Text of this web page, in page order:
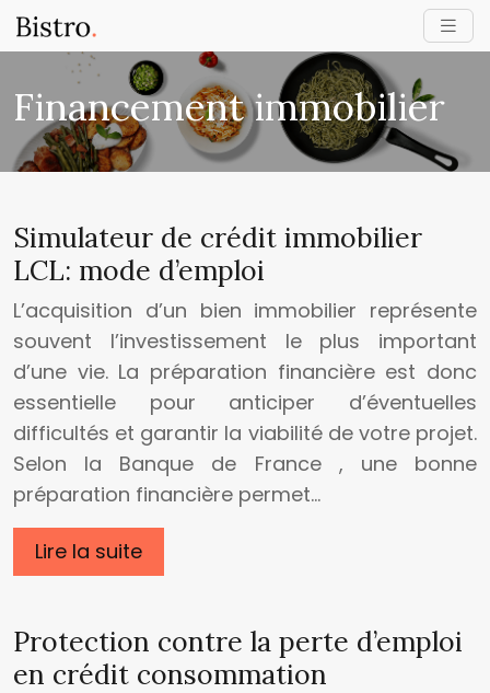
Financement immobilier
Simulateur de crédit immobilier
LCL: mode d’emploi
L’acquisition d’un bien immobilier représente
souvent l’investissement le plus important
d’une vie. La préparation financière est donc
essentielle pour anticiper d’éventuelles
difficultés et garantir la viabilité de votre projet.
Selon la Banque de France , une bonne
préparation financière permet…
Lire la suite
Protection contre la perte d’emploi
en crédit consommation